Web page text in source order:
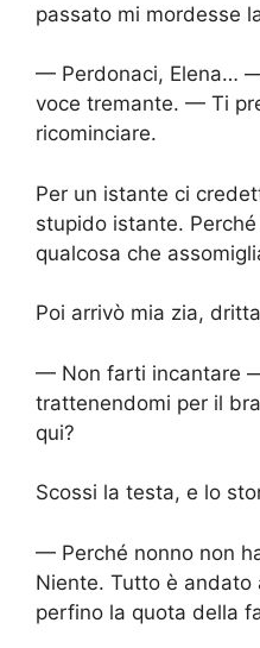
passato mi mordesse
— Perdonaci, Elena…
voce tremante. — Ti
ricominciare.
Per un istante ci
stupido istante.
qualcosa che
Poi arrivò mia zia,
— Non farti incantare
trattenendomi per il
qui?
Scossi la testa, e lo
— Perché nonno non
Niente. Tutto è andato
perfino la quota della